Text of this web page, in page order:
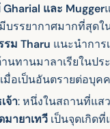
Gharial และ Mugger
บรรยากาศมากที่สุด
ม Tharu แนะนําการ
นทานมาลาเรียในป
มื่อเป็นอันตรายต่อบุค
จ้า: หนึ่งในสถานที่แ
มายาเทวี เป็นจุดเกิด